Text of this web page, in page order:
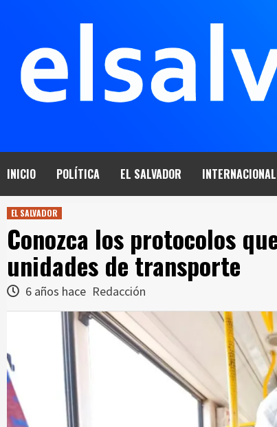
INICIO POLÍTICA EL SALVADOR
EL SALVADOR
Conozca los protocolos
unidades de transporte
6 años hace Redacción